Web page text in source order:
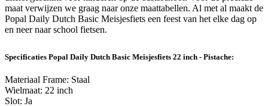
maat verwijzen we graag naar onze maattabellen. Al met al maakt de
Popal Daily Dutch Basic Meisjesfiets een feest van het elke dag op
en neer naar school fietsen.
Specificaties Popal Daily Dutch Basic Meisjesfiets 22 inch - Pistache:
Materiaal Frame: Staal
Wielmaat: 22 inch
Slot: Ja